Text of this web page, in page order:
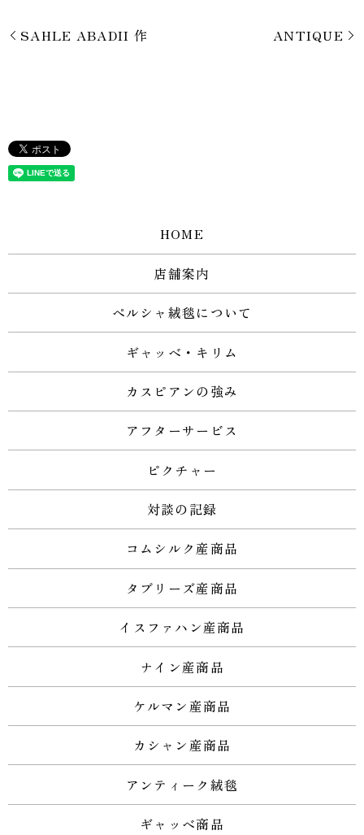
SAHLE ABADII 作 ANTIQUE
HOME
店舗案内
ペルシャ絨毯について
ギャッベ・キリム
カスピアンの強み
アフターサービス
ピクチャー
対談の記録
コムシルク産商品
タブリーズ産商品
イスファハン産商品
ナイン産商品
ケルマン産商品
カシャン産商品
アンティーク絨毯
ギャッベ商品